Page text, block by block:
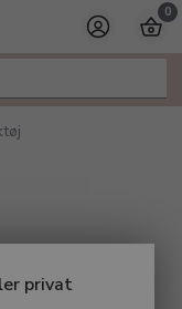
privat
0